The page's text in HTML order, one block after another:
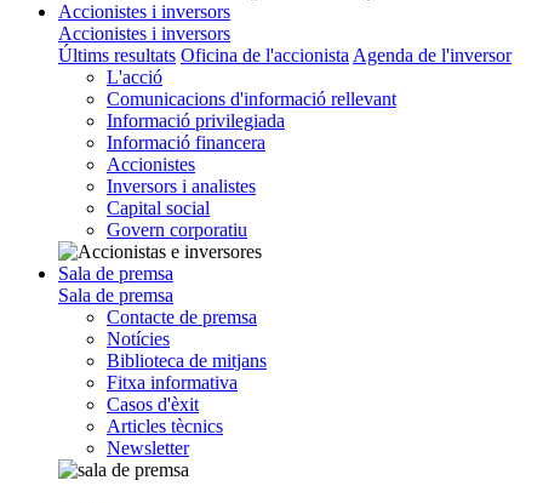
Accionistes i inversors
Accionistes i inversors
Últims resultats Oficina de l'accionista Agenda de l'inversor
L'acció
Comunicacions d'informació rellevant
Informació privilegiada
Informació financera
Accionistes
Inversors i analistes
Capital social
Govern corporatiu
Sala de premsa
Sala de premsa
Contacte de premsa
Notícies
Biblioteca de mitjans
Fitxa informativa
Casos d'èxit
Articles tècnics
Newsletter